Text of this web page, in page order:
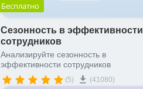
Бесплатно
Сезонность в эффективности
сотрудников
Анализируйте сезонность в
эффективности сотрудников
(5) (41080)